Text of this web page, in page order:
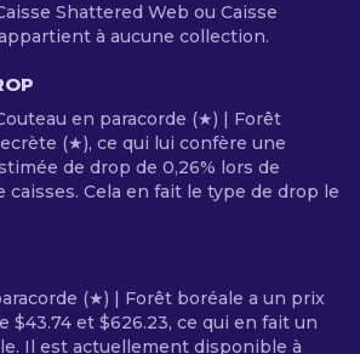
Shattered Web ou Caisse
à aucune collection.
en paracorde (★) | Forêt
(★), ce qui lui confère une
de drop de 0,26% lors de
caisses. Cela en fait le type de drop le
(★) | Forêt boréale a un prix
$43.74 et $626.23, ce qui en fait un
Il est actuellement disponible à